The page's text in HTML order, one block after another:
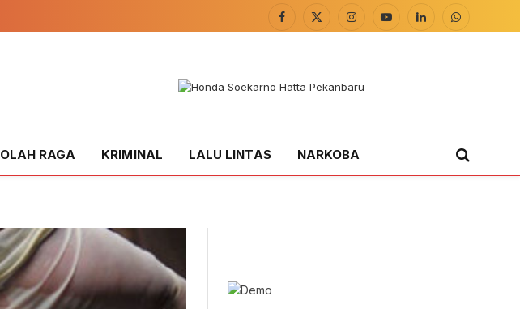
Facebook
X
InstagramYouTubeLinkedInWhatsApp
OLAH RAGA KRIMINAL LALU LINTAS NARKOBA